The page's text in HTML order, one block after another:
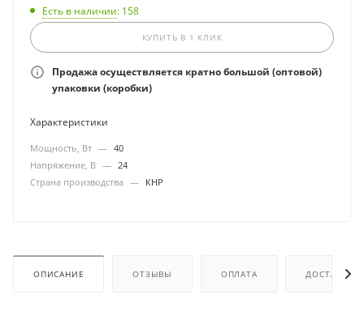
Есть в наличии: 158
КУПИТЬ В 1 КЛИК
Продажа осуществляется кратно большой (оптовой)
упаковки (коробки)
Характеристики
Мощность, Вт — 40
Напряжение, В — 24
Страна производства — КНР
ОПИСАНИЕ ОТЗЫВЫ ОПЛАТА ДОСТАВКА